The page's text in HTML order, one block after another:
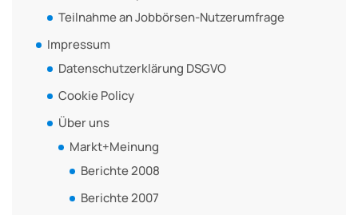
Teilnahme an Jobbörsen-Nutzerumfrage
Impressum
Datenschutzerklärung DSGVO
Cookie Policy
Über uns
Markt+Meinung
Berichte 2008
Berichte 2007